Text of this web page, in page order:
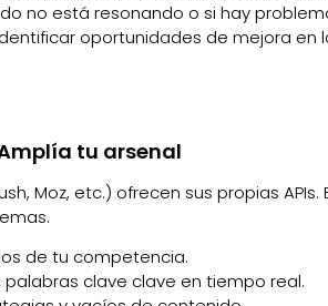
no está resonando o si hay
oportunidades de mejora en
tu arsenal
Moz, etc.) ofrecen sus propias
de tu competencia.
clave clave en tiempo real.